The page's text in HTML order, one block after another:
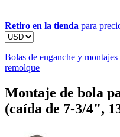
Retiro en la tienda para
Bolas de enganche y montajes
remolque
Montaje de bola
(caída de 7-3/4",